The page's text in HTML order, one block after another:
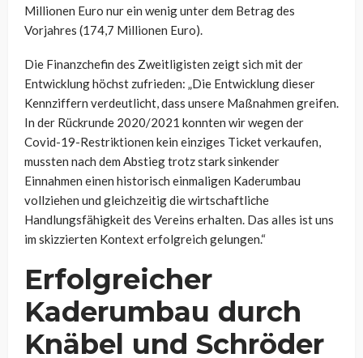
Millionen Euro nur ein wenig unter dem Betrag des
Vorjahres (174,7 Millionen Euro).
Die Finanzchefin des Zweitligisten zeigt sich mit der
Entwicklung höchst zufrieden: „Die Entwicklung dieser
Kennziffern verdeutlicht, dass unsere Maßnahmen greifen.
In der Rückrunde 2020/2021 konnten wir wegen der
Covid-19-Restriktionen kein einziges Ticket verkaufen,
mussten nach dem Abstieg trotz stark sinkender
Einnahmen einen historisch einmaligen Kaderumbau
vollziehen und gleichzeitig die wirtschaftliche
Handlungsfähigkeit des Vereins erhalten. Das alles ist uns
im skizzierten Kontext erfolgreich gelungen.“
Erfolgreicher
Kaderumbau durch
Knäbel und Schröder